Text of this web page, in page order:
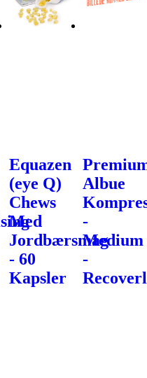
Equazen
(eye Q)
Chews
Med
Jordbærsmag
- 60
Kapsler
Albue
-
Medium
-